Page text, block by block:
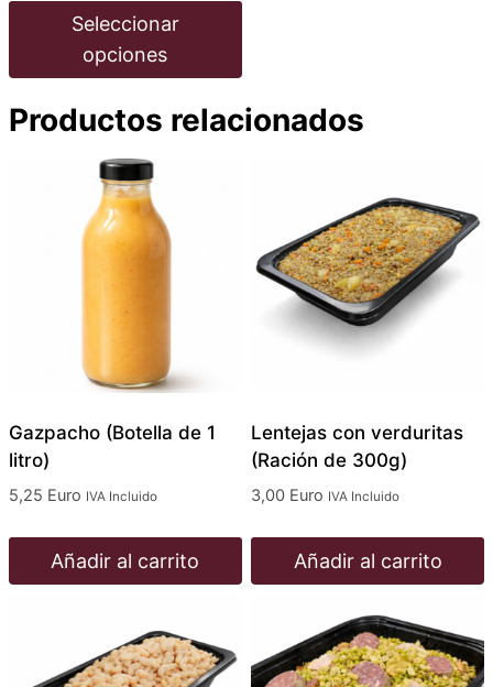
desde
8,10 €
hasta
27,00 €
Seleccionar
opciones
producto
variantes.
página
producto
Productos relacionados
Gazpacho (Botella de 1
litro)
5,25 Euro IVA Incluido
Añadir al carrito
Lentejas con verduritas
(Ración de 300g)
3,00 Euro IVA Incluido
Añadir al carrito